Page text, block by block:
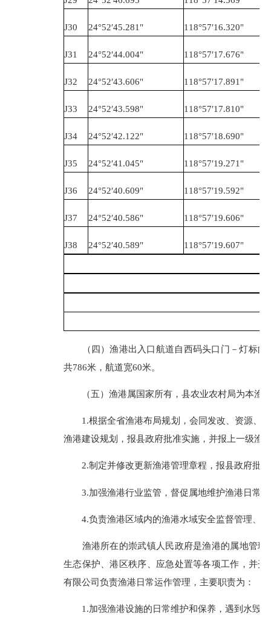
J30 24°52′45.281 " 118°57′16.320"
J31 24°52′44.004" 118°57′17.676"
J32 24°52′43.606" 118°57′17.891 "
J33 24°52′43.598" 118°57′17.810"
J34 24°52′42.122" 118°57′18.690"
J35 24°52′41.045" 118°57′19.271 "
J36 24°52′40.609" 118°57′19.592"
J37 24°52′40.586" 118°57′19.606"
J38 24°52′40.589" 118°57′19.607"
（四）渔港出入口航道自西码头口门－灯标向
共786米，航道宽60米。
（五）渔港属国家所有，县农业农村局为本渔
1.根据全省渔港布局规划，会同发改、资源、交
渔港建设规划，报县政府批准实施，并报上一级渔
2.制定并修改更新渔港管理章程，报县政府批准
3.加强渔港行业监管，督促属地维护渔港日常秩
4.负责渔港区域内的渔港水域安全监督管理、渔
渔港所在的崇武镇人民政府是渔港的属地管理
生态保护、港区秩序、应急处置等各项工作，并
有限公司负责渔港日常运作管理，主要职责为：
1.加强渔港设施的日常维护和保养，遇到水毁抢